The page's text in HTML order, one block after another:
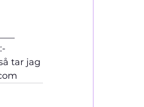
tar jag